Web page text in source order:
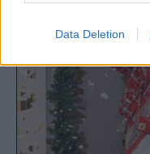
Data Deletion